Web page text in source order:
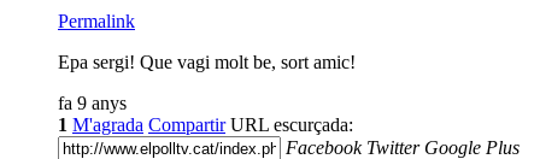
Permalink
Epa sergi! Que vagi molt be, sort amic!
fa 9 anys
1 M'agrada Compartir URL escurçada:
Facebook Twitter Google Plus